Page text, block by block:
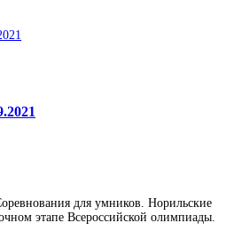
для умников. Норильские
этапе Всероссийской олимпиады.